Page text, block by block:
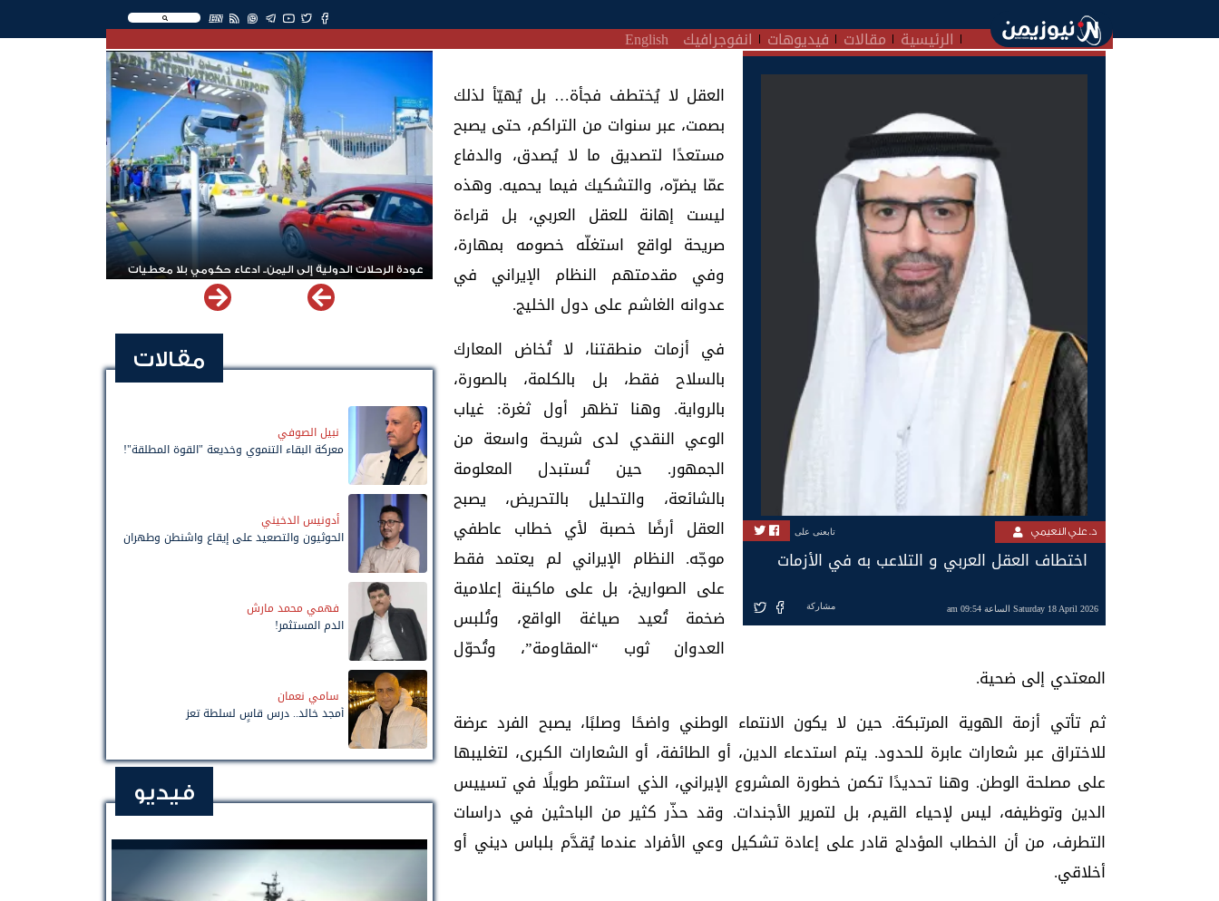
EN
الرئيسية مقالات فيديوهات انفوجرافيك English
د. علي النعيمي تابعنى على
اختطاف العقل العربي و التلاعب به في الأزمات
Saturday 18 April 2026 الساعة 09:54 am مشاركة
العقل لا يُختطف فجأة… بل يُهيّأ لذلك
بصمت، عبر سنوات من التراكم، حتى يصبح
مستعدًا لتصديق ما لا يُصدق، والدفاع
عمّا يضرّه، والتشكيك فيما يحميه. وهذه
ليست إهانة للعقل العربي، بل قراءة
صريحة لواقع استغلّه خصومه بمهارة،
وفي مقدمتهم النظام الإيراني في
عدوانه الغاشم على دول الخليج.
في أزمات منطقتنا، لا تُخاض المعارك
بالسلاح فقط، بل بالكلمة، بالصورة،
بالرواية. وهنا تظهر أول ثغرة: غياب
الوعي النقدي لدى شريحة واسعة من
الجمهور. حين تُستبدل المعلومة
بالشائعة، والتحليل بالتحريض، يصبح
العقل أرضًا خصبة لأي خطاب عاطفي
موجّه. النظام الإيراني لم يعتمد فقط
على الصواريخ، بل على ماكينة إعلامية
ضخمة تُعيد صياغة الواقع، وتُلبس
العدوان ثوب “المقاومة”، وتُحوّل
المعتدي إلى ضحية.
ثم تأتي أزمة الهوية المرتبكة. حين لا يكون الانتماء الوطني واضحًا وصلبًا، يصبح الفرد عرضة
للاختراق عبر شعارات عابرة للحدود. يتم استدعاء الدين، أو الطائفة، أو الشعارات الكبرى، لتغليبها
على مصلحة الوطن. وهنا تحديدًا تكمن خطورة المشروع الإيراني، الذي استثمر طويلًا في تسييس
الدين وتوظيفه، ليس لإحياء القيم، بل لتمرير الأجندات. وقد حذّر كثير من الباحثين في دراسات
التطرف، من أن الخطاب المؤدلج قادر على إعادة تشكيل وعي الأفراد عندما يُقدَّم بلباس ديني أو
أخلاقي.
عودة الرحلات الدولية إلى اليمن.. ادعاء حكومي بلا معطيات
مقالات
نبيل الصوفي
معركة البقاء التنموي وخديعة "القوة المطلقة"!
أدونيس الدخيني
الحوثيون والتصعيد على إيقاع واشنطن وطهران
فهمي محمد مارش
الدم المستثمر!
سامي نعمان
أمجد خالد.. درس قاسٍ لسلطة تعز
فيديو